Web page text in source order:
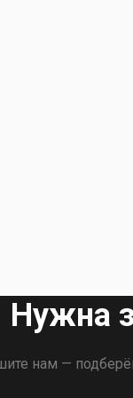
Нужна
нам —